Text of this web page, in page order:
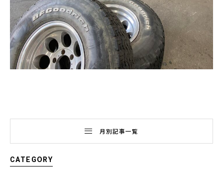
月別記事一覧
CATEGORY